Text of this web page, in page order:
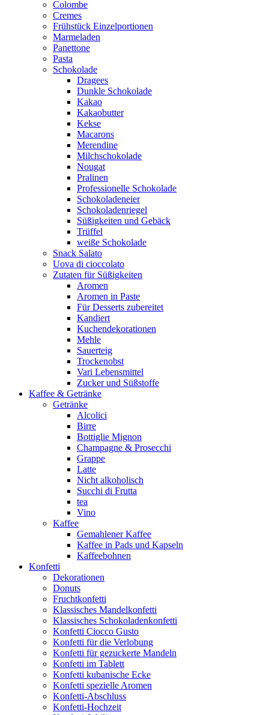
Colombe
Cremes
Frühstück Einzelportionen
Marmeladen
Panettone
Pasta
Schokolade
Dragees
Dunkle Schokolade
Kakao
Kakaobutter
Kekse
Macarons
Merendine
Milchschokolade
Nougat
Pralinen
Professionelle Schokolade
Schokoladeneier
Schokoladenriegel
Süßigkeiten und Gebäck
Trüffel
weiße Schokolade
Snack Salato
Uova di cioccolato
Zutaten für Süßigkeiten
Aromen
Aromen in Paste
Für Desserts zubereitet
Kandiert
Kuchendekorationen
Mehle
Sauerteig
Trockenobst
Vari Lebensmittel
Zucker und Süßstoffe
Kaffee & Getränke
Getränke
Alcolici
Birre
Bottiglie Mignon
Champagne & Prosecchi
Grappe
Latte
Nicht alkoholisch
Succhi di Frutta
tea
Vino
Kaffee
Gemahlener Kaffee
Kaffee in Pads und Kapseln
Kaffeebohnen
Konfetti
Dekorationen
Donuts
Fruchtkonfetti
Klassisches Mandelkonfetti
Klassisches Schokoladenkonfetti
Konfetti Ciocco Gusto
Konfetti für die Verlobung
Konfetti für gezuckerte Mandeln
Konfetti im Tablett
Konfetti kubanische Ecke
Konfetti spezielle Aromen
Konfetti-Abschluss
Konfetti-Hochzeit